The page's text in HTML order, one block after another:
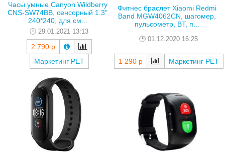
Часы умные Canyon Wildberry
CNS-SW74BB, сенсорный 1.3"
240*240, для см...
29.01.2021 13:13
2 790 р
Маркетинг РЕТ
Фитнес браслет Xiaomi Redmi
Band MGW4062CN, шагомер,
пульсометр, BT, п...
01.12.2020 16:25
1 290 р Маркетинг РЕТ